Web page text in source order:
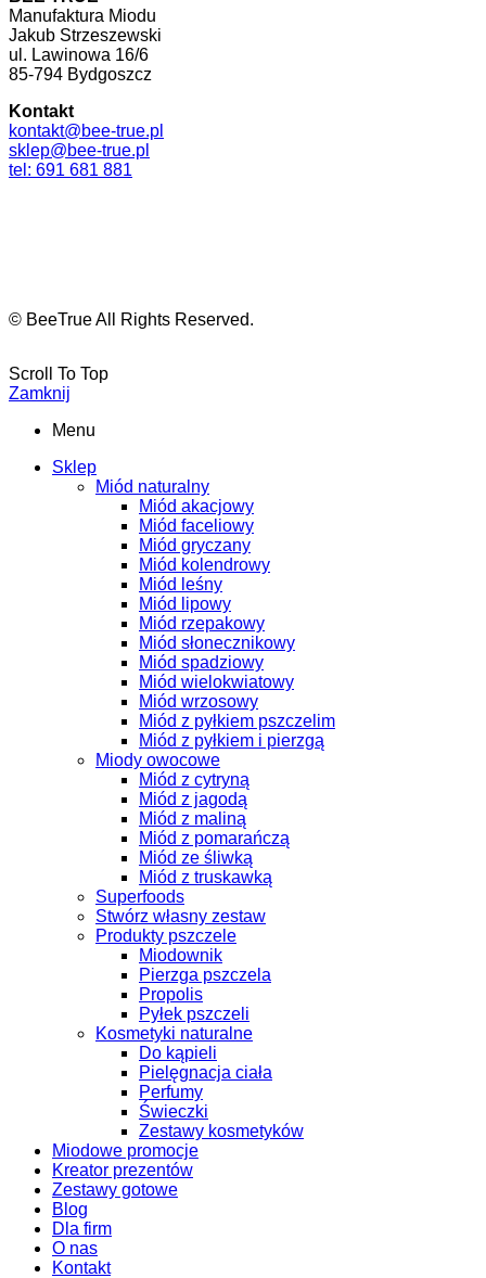
Manufaktura Miodu
Jakub Strzeszewski
ul. Lawinowa 16/6
85-794 Bydgoszcz
Kontakt
kontakt@bee-true.pl
sklep@bee-true.pl
tel: 691 681 881
© BeeTrue All Rights Reserved.
Scroll To Top
Zamknij
Menu
Sklep
Miód naturalny
Miód akacjowy
Miód faceliowy
Miód gryczany
Miód kolendrowy
Miód leśny
Miód lipowy
Miód rzepakowy
Miód słonecznikowy
Miód spadziowy
Miód wielokwiatowy
Miód wrzosowy
Miód z pyłkiem pszczelim
Miód z pyłkiem i pierzgą
Miody owocowe
Miód z cytryną
Miód z jagodą
Miód z maliną
Miód z pomarańczą
Miód ze śliwką
Miód z truskawką
Superfoods
Stwórz własny zestaw
Produkty pszczele
Miodownik
Pierzga pszczela
Propolis
Pyłek pszczeli
Kosmetyki naturalne
Do kąpieli
Pielęgnacja ciała
Perfumy
Świeczki
Zestawy kosmetyków
Miodowe promocje
Kreator prezentów
Zestawy gotowe
Blog
Dla firm
O nas
Kontakt